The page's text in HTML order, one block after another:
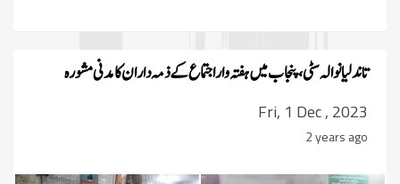
تاندلیانوالہ سٹی، پنجاب میں ہفتہ وار اجتماع کے ذمہ داران کا مدنی مشورہ
Fri, 1 Dec , 2023
2 years ago